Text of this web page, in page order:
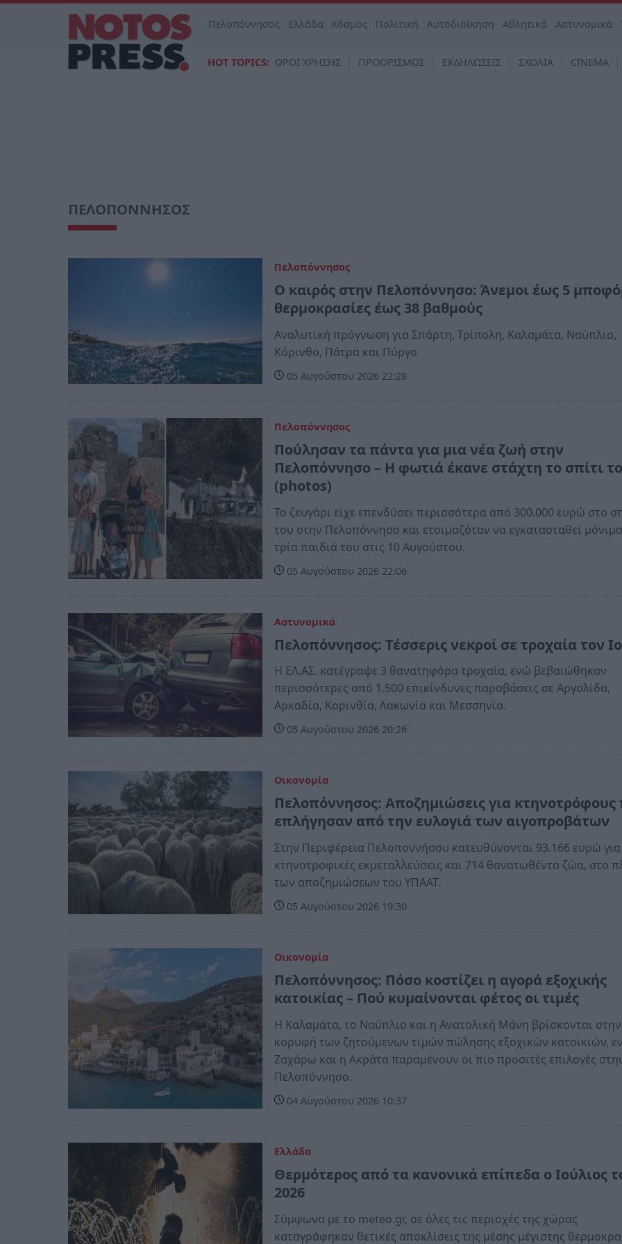
Πελοπόννησος Ελλάδα Κόσμος Πολιτική Αυτοδιοίκηση Αθλητικά Αστυνομικά
HOT TOPICS: ΟΡΟΙ ΧΡΗΣΗΣ ΠΡΟΟΡΙΣΜΟΣ ΕΚΔΗΛΩΣΕΙΣ ΣΧΟΛΙΑ CINEMA
ΠΕΛΟΠΟΝΝΗΣΟΣ
Πελοπόννησος
Ο καιρός στην Πελοπόννησο: Άνεμοι έως 5
θερμοκρασίες έως 38 βαθμούς
Αναλυτική πρόγνωση για Σπάρτη, Τρίπολη, Καλαμάτα, Ναύπλιο,
Κόρινθο, Πάτρα και Πύργο
05 Αυγούστου 2026 22:28
Πελοπόννησος
Πούλησαν τα πάντα για μια νέα ζωή στην
Πελοπόννησο – Η φωτιά έκανε στάχτη το σπίτι
(photos)
Το ζευγάρι είχε επενδύσει περισσότερα από 300.000 ευρώ στο
του στην Πελοπόννησο και ετοιμαζόταν να εγκατασταθεί
τρία παιδιά του στις 10 Αυγούστου.
05 Αυγούστου 2026 22:06
Αστυνομικά
Πελοπόννησος: Τέσσερις νεκροί σε τροχαία τον
Η ΕΛ.ΑΣ. κατέγραψε 3 θανατηφόρα τροχαία, ενώ βεβαιώθηκαν
περισσότερες από 1.500 επικίνδυνες παραβάσεις σε Αργολίδα,
Αρκαδία, Κορινθία, Λακωνία και Μεσσηνία.
05 Αυγούστου 2026 20:26
Οικονομία
Πελοπόννησος: Αποζημιώσεις για κτηνοτρόφους
επλήγησαν από την ευλογιά των αιγοπροβάτων
Στην Περιφέρεια Πελοποννήσου κατευθύνονται 93.166 ευρώ
κτηνοτροφικές εκμεταλλεύσεις και 714 θανατωθέντα ζώα, στο
των αποζημιώσεων του ΥΠΑΑΤ.
05 Αυγούστου 2026 19:30
Οικονομία
Πελοπόννησος: Πόσο κοστίζει η αγορά εξοχικής
κατοικίας – Πού κυμαίνονται φέτος οι τιμές
Η Καλαμάτα, το Ναύπλιο και η Ανατολική Μάνη βρίσκονται στην
κορυφή των ζητούμενων τιμών πώλησης εξοχικών κατοικιών,
Ζαχάρω και η Ακράτα παραμένουν οι πιο προσιτές επιλογές
Πελοπόννησο.
04 Αυγούστου 2026 10:37
Ελλάδα
Θερμότερος από τα κανονικά επίπεδα ο Ιούλιος
2026
Σύμφωνα με το meteo.gr, σε όλες τις περιοχές της χώρας
καταγράφηκαν θετικές αποκλίσεις της μέσης μέγιστης